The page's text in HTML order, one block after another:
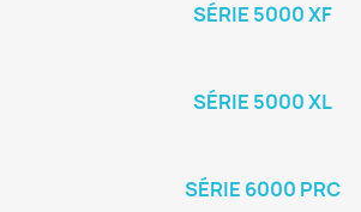
SÉRIE 5000 XF
SÉRIE 5000 XL
SÉRIE 6000 PRC